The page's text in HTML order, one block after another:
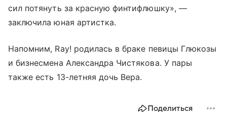
сил потянуть за красную финтифлюшку», —
заключила юная артистка.
Напомним, Ray! родилась в браке певицы Глюкозы
и бизнесмена Александра Чистякова. У пары
также есть 13-летняя дочь Вера.
Поделиться